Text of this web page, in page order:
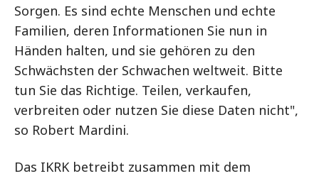
Sorgen. Es sind echte Menschen und echte
Familien, deren Informationen Sie nun in
Händen halten, und sie gehören zu den
Schwächsten der Schwachen weltweit. Bitte
tun Sie das Richtige. Teilen, verkaufen,
verbreiten oder nutzen Sie diese Daten nicht",
so Robert Mardini.
Das IKRK betreibt zusammen mit dem